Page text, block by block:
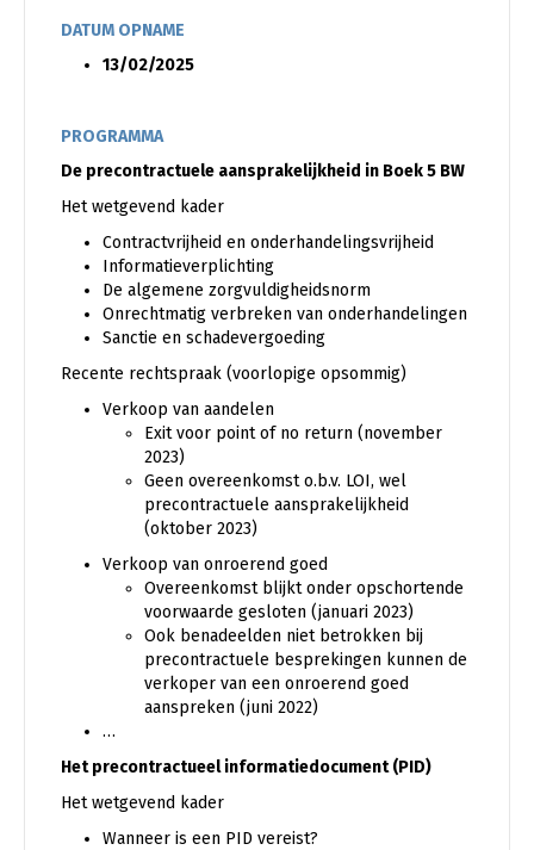
DATUM OPNAME
13/02/2025
PROGRAMMA
De precontractuele aansprakelijkheid in Boek 5 BW
Het wetgevend kader
Contractvrijheid en onderhandelingsvrijheid
Informatieverplichting
De algemene zorgvuldigheidsnorm
Onrechtmatig verbreken van onderhandelingen
Sanctie en schadevergoeding
Recente rechtspraak (voorlopige opsommig)
Verkoop van aandelen
Exit voor point of no return (november
2023)
Geen overeenkomst o.b.v. LOI, wel
precontractuele aansprakelijkheid
(oktober 2023)
Verkoop van onroerend goed
Overeenkomst blijkt onder opschortende
voorwaarde gesloten (januari 2023)
Ook benadeelden niet betrokken bij
precontractuele besprekingen kunnen de
verkoper van een onroerend goed
aanspreken (juni 2022)
…
Het precontractueel informatiedocument (PID)
Het wetgevend kader
Wanneer is een PID vereist?